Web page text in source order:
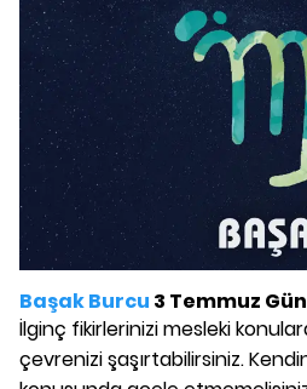
Başak Burcu 3 Temmuz
İlginç fikirlerinizi mesleki
çevrenizi şaşırtabilirsiniz.